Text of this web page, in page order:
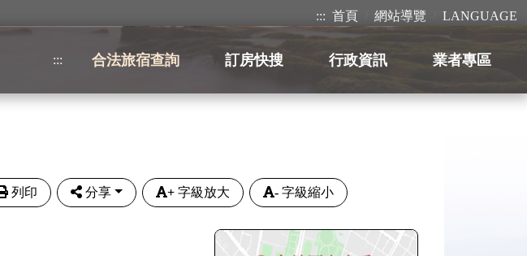
::: 首頁 網站導覽 LANGUAGE
::: 合法旅宿查詢 訂房快搜 行政資訊 業者專區
列印 分享 + 字級放大 - 字級縮小